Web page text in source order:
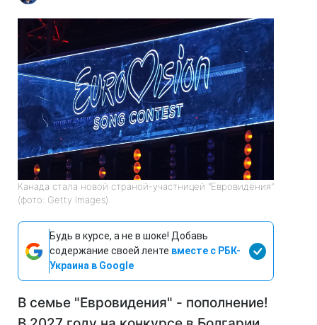
Канада стала новой страной-участницей "Евровидения"
(фото: Getty Images)
Будь в курсе, а не в шоке! Добавь
содержание своей ленте вместе с РБК-
Украина в Google
В семье "Евровидения" - пополнение!